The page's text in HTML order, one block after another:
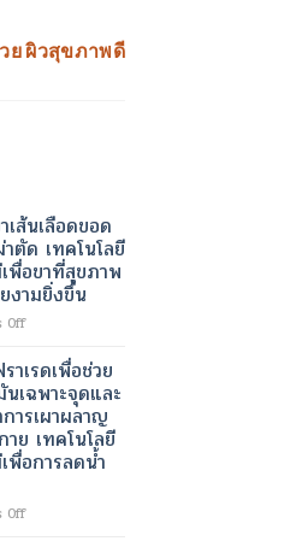
ย ผิวสุขภาพดี
เส้นเลือดขอด
ตัด เทคโนโลยี
พื่อขาที่สุขภาพ
งามยิ่งขึ้น
Offon
รักษา
เส้นเลือด
ขอด
แบบ
ไม่
ผ่าตัด
สมัย
าเรดเพื่อช่วย
นเฉพาะจุดและ
การเผาผลาญ
าย เทคโนโลยี
พื่อการลดน้ำ
Offon